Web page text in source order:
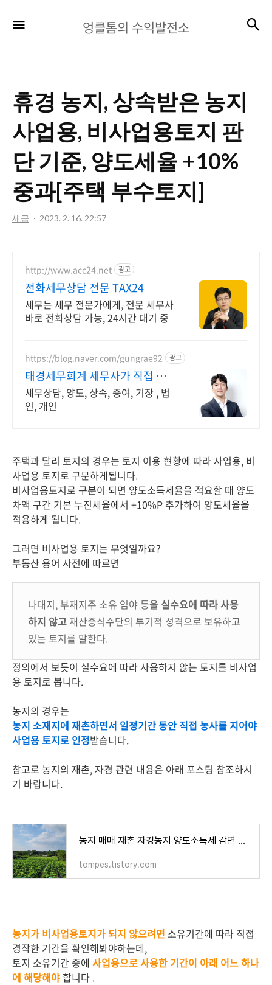
클
수
익
발
전
소
엉클톰의 수익발전소
휴경 농지, 상속받은 농지
사업용, 비사업용토지 판
단 기준, 양도세율 +10%
중과[주택 부수토지]
세금 2023. 2. 16. 22:57
http://www.acc24.net 광고
전화세무상담 전문 TAX24
세무는 세무 전문가에게, 전문 세무사
바로 전화상담 가능, 24시간 대기 중
https://blog.naver.com/gungrae92 광고
태경세무회계 세무사가 직접 상
담
세무상담, 양도, 상속, 증여, 기장 , 법
인, 개인
주택과 달리 토지의 경우는 토지 이용 현황에 따라 사업용, 비
사업용 토지로 구분하게됩니다.
비사업용토지로 구분이 되면 양도소득세율을 적요할 때 양도
차액 구간 기본 누진세율에서 +10%P 추가하여 양도세율을
적용하게 됩니다.
그러면 비사업용 토지는 무엇일까요?
부동산 용어 사전에 따르면
나대지, 부재지주 소유 임야 등을 실수요에 따라 사용
하지 않고 재산증식수단의 투기적 성격으로 보유하고
있는 토지를 말한다.
정의에서 보듯이 실수요에 따라 사용하지 않는 토지를 비사업
용 토지로 봅니다.
농지의 경우는
농지 소재지에 재촌하면서 일정기간 동안 직접 농사를 지어야
사업용 토지로 인정받습니다.
참고로 농지의 재촌, 자경 관련 내용은 아래 포스팅 참조하시
기 바랍니다.
농지 매매 재촌 자경농지 양도소득세 감면 사례, 다른 소득이 있는 경우 해당되나?
tompes.tistory.com
농지가 비사업용토지가 되지 않으려면 소유기간에 따라 직접
경작한 기간을 확인해봐야하는데,
토지 소유기간 중에 사업용으로 사용한 기간이 아래 어느 하나
에 해당해야 합니다 .